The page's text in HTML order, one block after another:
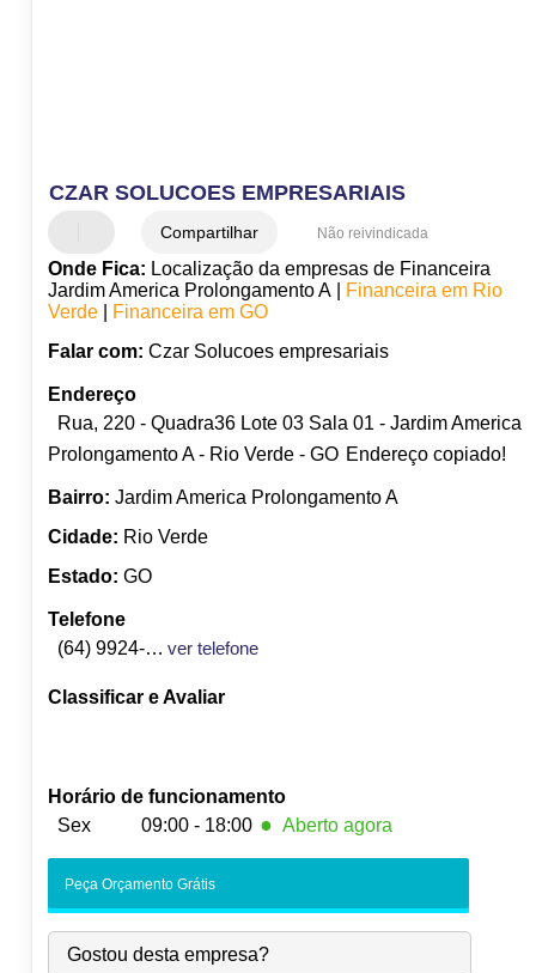
CZAR SOLUCOES EMPRESARIAIS
Compartilhar Não reivindicada
Onde Fica: Localização da empresas de Financeira
Jardim America Prolongamento A |
Financeira em Rio
Verde|
Financeira em GO
Falar com: Czar Solucoes empresariais
Endereço
Rua, 220 - Quadra36 Lote 03 Sala 01 - Jardim America
Prolongamento A - Rio Verde - GO Endereço copiado!
Bairro: Jardim America Prolongamento A
Cidade: Rio Verde
Estado: GO
Telefone
(64) 9924-1414
ver telefone
Classificar e Avaliar
Horário de funcionamento
Sex
09:00 - 18:00 ● Aberto agora
-
Qua:
09:00-18:00
Qui:
09:00-18:00
Peça Orçamento Grátis
Gostou desta empresa?